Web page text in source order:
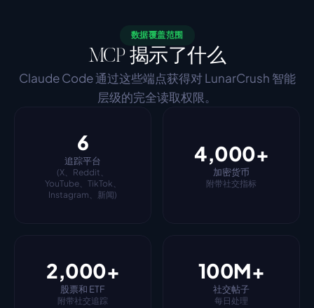
数据覆盖范围
MCP 揭示了什么
Claude Code 通过这些端点获得对 LunarCrush 智能
层级的完全读取权限。
6
追踪平台
(X、Reddit、
YouTube、TikTok、
Instagram、新闻)
4,000+
加密货币
附带社交指标
2,000+
股票和 ETF
附带社交追踪
100M+
社交帖子
每日处理